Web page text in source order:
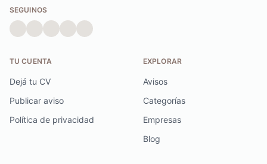
SEGUINOS
TU CUENTA
Dejá tu CV
Publicar aviso
Política de privacidad
EXPLORAR
Avisos
Categorías
Empresas
Blog